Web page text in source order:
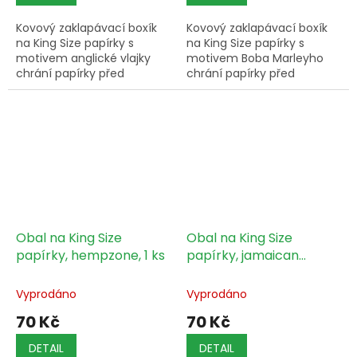
Kovový zaklapávací boxík
na King Size papírky s
motivem anglické vlajky
chrání papírky před
zmuchláním a vlhkostí.
Kovový zaklapávací boxík
na King Size papírky s
motivem Boba Marleyho
chrání papírky před
zmuchláním a vlhkostí.
Obal na King Size
papírky, hempzone, 1 ks
Vyprodáno
70 Kč
DETAIL
Obal na King Size
papírky, jamaican
Vyprodáno
70 Kč
DETAIL